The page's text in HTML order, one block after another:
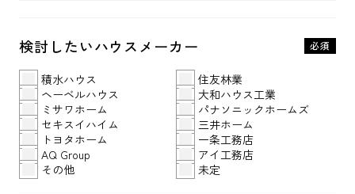
検討したいハウスメーカー 必須
積水ハウス
住友林業
ヘーベルハウス
大和ハウス工業
ミサワホーム
パナソニックホームズ
セキスイハイム
三井ホーム
トヨタホーム
一条工務店
AQ Group
アイ工務店
その他
未定